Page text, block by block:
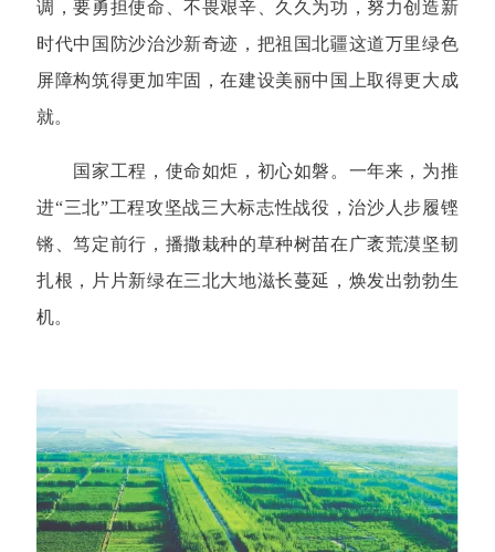
调，要勇担使命、不畏艰辛、久久为功，努力创造新
时代中国防沙治沙新奇迹，把祖国北疆这道万里绿色
屏障构筑得更加牢固，在建设美丽中国上取得更大成
就。
国家工程，使命如炬，初心如磐。一年来，为推
进“三北”工程攻坚战三大标志性战役，治沙人步履铿
锵、笃定前行，播撒栽种的草种树苗在广袤荒漠坚韧
扎根，片片新绿在三北大地滋长蔓延，焕发出勃勃生
机。